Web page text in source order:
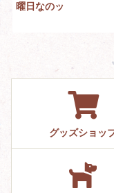
曜日なのッ
グッズショッ